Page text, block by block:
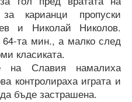
карианци пропуски
и Николай Николов.
та мин., а малко след
класиката.
на Славия намалиха
контролираха играта и
бъде застрашена.